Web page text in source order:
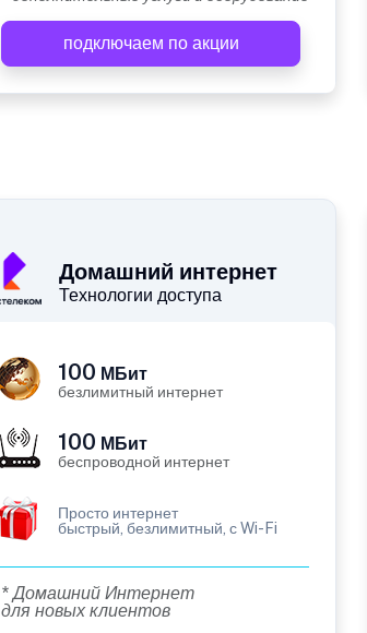
подключаем по акции
Домашний интернет
Технологии доступа
100 МБит
безлимитный интернет
100 МБит
беспроводной интернет
Просто интернет
быстрый, безлимитный, с Wi-Fi
* Домашний Интернет
для новых клиентов